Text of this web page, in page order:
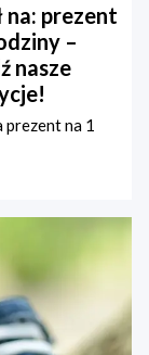
na: prezent
–
nasze
prezent na 1